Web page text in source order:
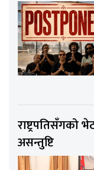
राष्ट्रपतिसँगको
असन्तुष्टि